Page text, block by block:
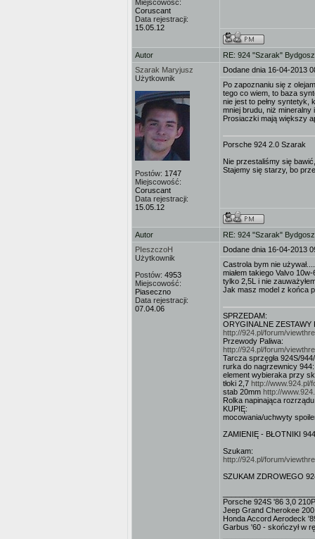
Miejscowość:
Coruscant
Data rejestracji:
15.05.12
Autor
RE: 924 "Szarak"
Szarak Maryjusz
Użytkownik
Postów: 1747
Miejscowość:
Coruscant
Data rejestracji:
15.05.12
Dodane dnia 16-04-2013
Po zapoznaniu się z
tego co wiem, to baza
nie jest to pełny syntetyk,
mniej brudu, niż
Prosiaczki mają większy
Porsche 924 2.0 Szarak
Nie przestaliśmy się
Stajemy się starzy, bo
Autor
RE: 924 "Szarak"
PIeszczoH
Użytkownik
Postów: 4953
Miejscowość:
Piaseczno
Data rejestracji:
07.04.06
Dodane dnia 16-04-2013
Castrola bym nie używał....
miałem takiego Valvo
tylko 2,5L i nie
Jak masz model z końca
SPRZEDAM:
ORYGINALNE ZESTAWY
http://924.pl/forum/
Przewody Paliwa:
http://924.pl/forum/
Tarcza sprzęgła 924S/
rurka do nagrzewnicy
element wybieraka przy
tłoki 2,7 http://www.924.pl/
stab 20mm http://
Rolka napinająca
KUPIĘ:
mocowania/uchwyty
ZAMIENIĘ - BŁOTNIKI
Szukam:
http://924.pl/forum/
SZUKAM ZDROWEGO
Porsche 924S '86 3,0
Jeep Grand Cherokee
Honda Accord Aerodeck
Garbus '60 - skończył w